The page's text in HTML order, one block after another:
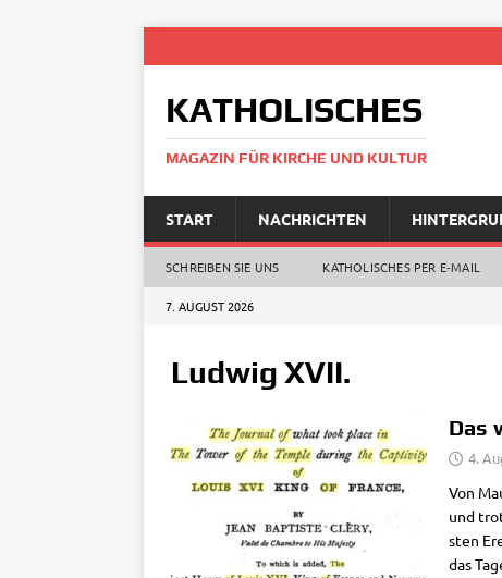
KATHOLISCHES
MAGAZIN FÜR KIRCHE UND KULTUR
START NACHRICHTEN
SCHREIBEN SIE UNS KATHOLISCHES PER E‑MAIL
7. AUGUST 2026
Ludwig XVII.
Das
4.
Von
und
sten
das